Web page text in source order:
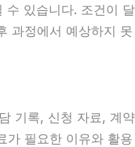
수 있습니다. 조건이 달
과정에서 예상하지 못
기록, 신청 자료, 계약
가 필요한 이유와 활용